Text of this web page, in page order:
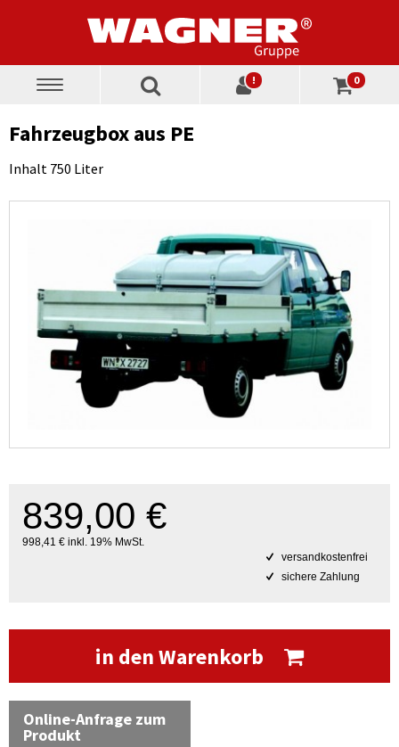
Toggle
! 0
Fahrzeugbox aus PE
Inhalt 750 Liter
839,00 €
998,41 € inkl. 19% MwSt.
versandkostenfrei
sichere Zahlung
in den Warenkorb
Online-Anfrage zum
Produkt